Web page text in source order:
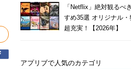
「Netflix」絶対観るべ
すめ35選 オリジナル
超充実！【2026年】
アプリブで人気のカテゴリ